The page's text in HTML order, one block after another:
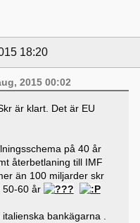
18:20
2015 00:02
är klart. Det är EU
på 40 år
återbetlaning till IMF
än 100 miljarder skr
50-60 år
bankägarna .